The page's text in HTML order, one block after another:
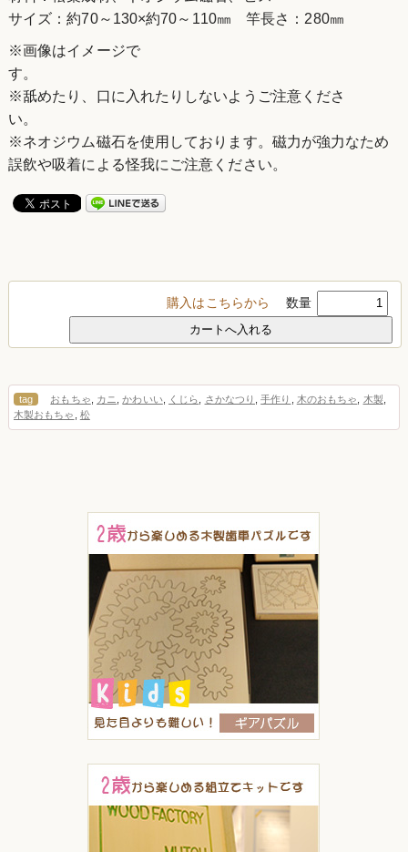
サイズ：約70～130×約70～110㎜ 竿長さ：280㎜
※画像はイメージで
す
※舐めたり、口に入れたりしないようご注意くださ
い
※ネオジウム磁石を使用しております。磁力が強力なため
誤飲や吸着による怪我にご注意ください。
購入はこちらから 数量
tag おもちゃ カニ ,かわいい, くじら さかなつり ,手作り 木のおもちゃ 木製
木製おもちゃ
松